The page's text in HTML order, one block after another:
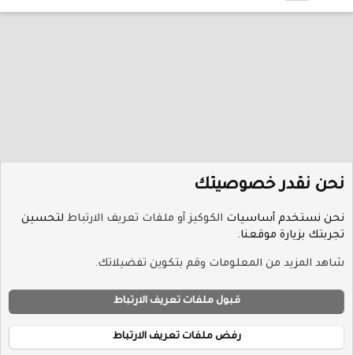
سياسة الخصوصية
الرئيسية
S
®
نحن نقدر خصوصيتك
نحن نستخدم أساسيات الكوكيز أو ملفات تعريف الارتباط لتحسين
تجربتك بزيارة موقعنا.
شاهد المزيد من المعلومات وقم بتكوين تفضيلاتك.
قبول ملفات تعريف الارتباط
رفض ملفات تعريف الارتباط